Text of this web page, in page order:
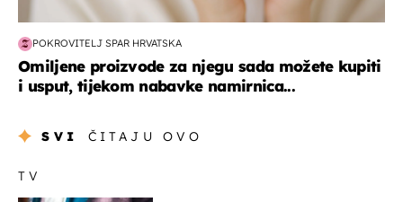
POKROVITELJ SPAR HRVATSKA
Omiljene proizvode za njegu sada možete kupiti
i usput, tijekom nabavke namirnica...
SVI ČITAJU OVO
TV